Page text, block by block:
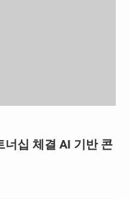
너십 체결 AI 기반 콘